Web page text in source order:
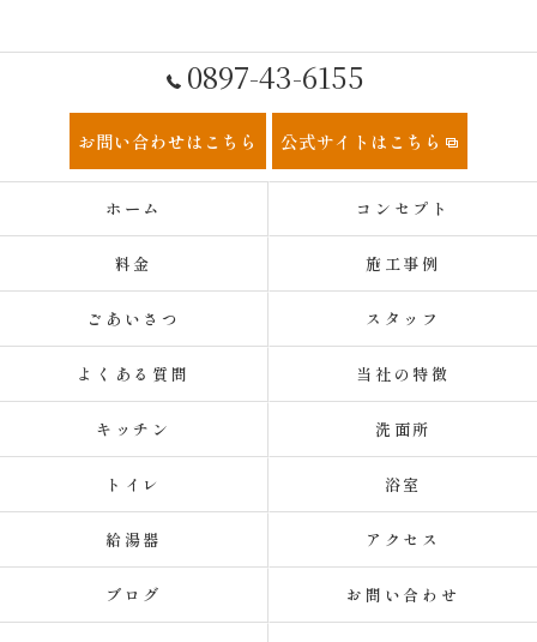
0897-43-6155
お問い合わせはこちら 公式サイトはこちら
ホーム コンセプト
料金 施工事例
ごあいさつ スタッフ
よくある質問 当社の特徴
キッチン 洗面所
トイレ 浴室
給湯器 アクセス
ブログ お問い合わせ